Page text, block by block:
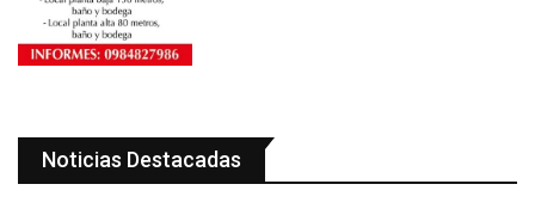
Noticias Destacadas